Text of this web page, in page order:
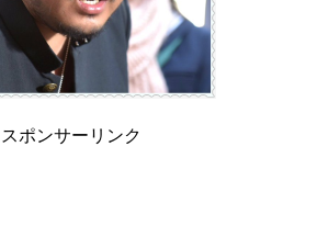
スポンサーリンク